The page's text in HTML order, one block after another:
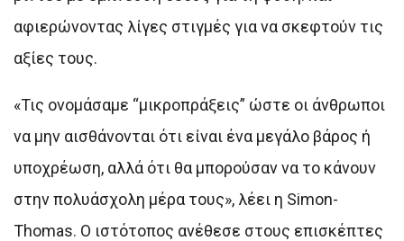
αφιερώνοντας λίγες στιγμές για να σκεφτούν τις
αξίες τους.
«Τις ονομάσαμε “μικροπράξεις” ώστε οι άνθρωποι
να μην αισθάνονται ότι είναι ένα μεγάλο βάρος ή
υποχρέωση, αλλά ότι θα μπορούσαν να το κάνουν
στην πολυάσχολη μέρα τους», λέει η Simon-
Thomas. Ο ιστότοπος ανέθεσε στους επισκέπτες